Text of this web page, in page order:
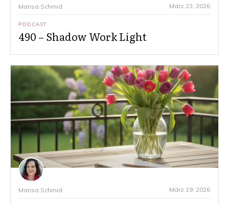
Marisa Schmid März 23, 2026
PODCAST
490 – Shadow Work Light
Marisa Schmid März 19, 2026